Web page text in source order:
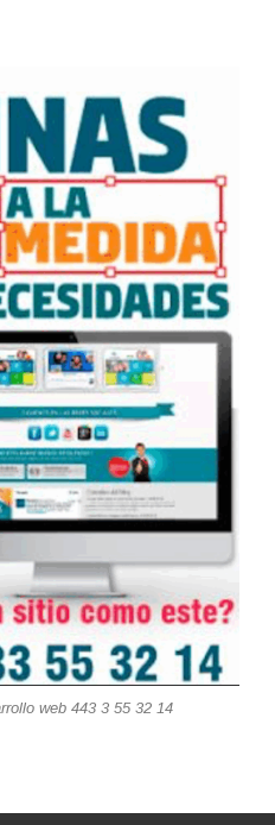
web 443 3 55 32 14